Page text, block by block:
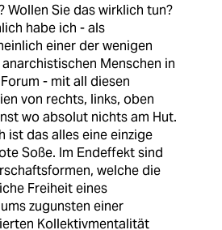
Wollen Sie das wirklich tun?
habe ich - als
einer der wenigen
Menschen in
- mit all diesen
von rechts, links, oben
wo absolut nichts am Hut.
ist das alles eine einzige
Soße. Im Endeffekt sind
welche die
Freiheit eines
zugunsten einer
Kollektivmentalität